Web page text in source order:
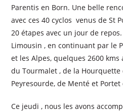
Parentis en Born. Une belle
avec ces 40 cyclos venus de St
20 étapes avec un jour de
Limousin , en continuant par le
et les Alpes, quelques 2600 kms
du Tourmalet , de la Hourquette
Peyresourde, de Menté et
Ce jeudi , nous les avons